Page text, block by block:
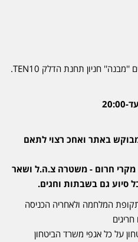
האילן 4 אור עקיבא - מתחם העסקים ''מבנה'' חניון תחנת הדלק TEN10.
באתר ואחכ רצוי לתאם
מקרי חרום - משטרה צ.ה.ל ושאר
סיוע גם בשבתות וחגים.
המלחמה ולאחריה הכניסה
על כל אגפי משרד הביטחון